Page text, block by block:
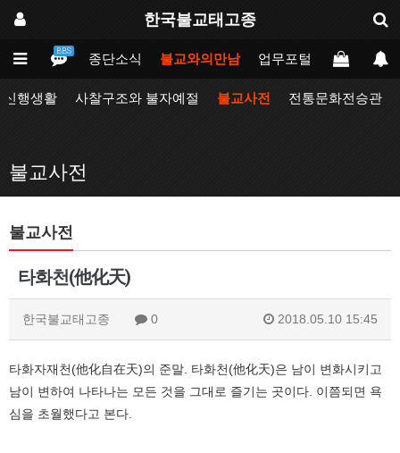
한국불교태고종
BBS
태고종 종단소식 불교와의만남 업무포털 동방불교대
신행생활 사찰구조와 불자예절 불교사전 전통문화전승관
불교사전
불교사전
타화천(他化天)
한국불교태고종 0 2018.05.10 15:45
타화자재천(他化自在天)의 준말. 타화천(他化天)은 남이 변화시키고
남이 변하여 나타나는 모든 것을 그대로 즐기는 곳이다. 이쯤되면 욕
심을 초월했다고 본다.